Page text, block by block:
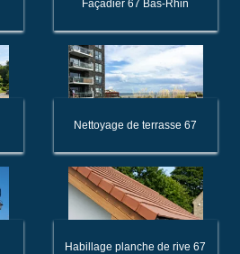
Façadier 67 Bas-Rhin
Nettoyage de terrasse 67
Habillage planche de rive 67